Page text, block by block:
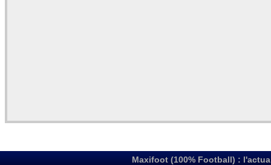
Maxifoot (100% Football) :